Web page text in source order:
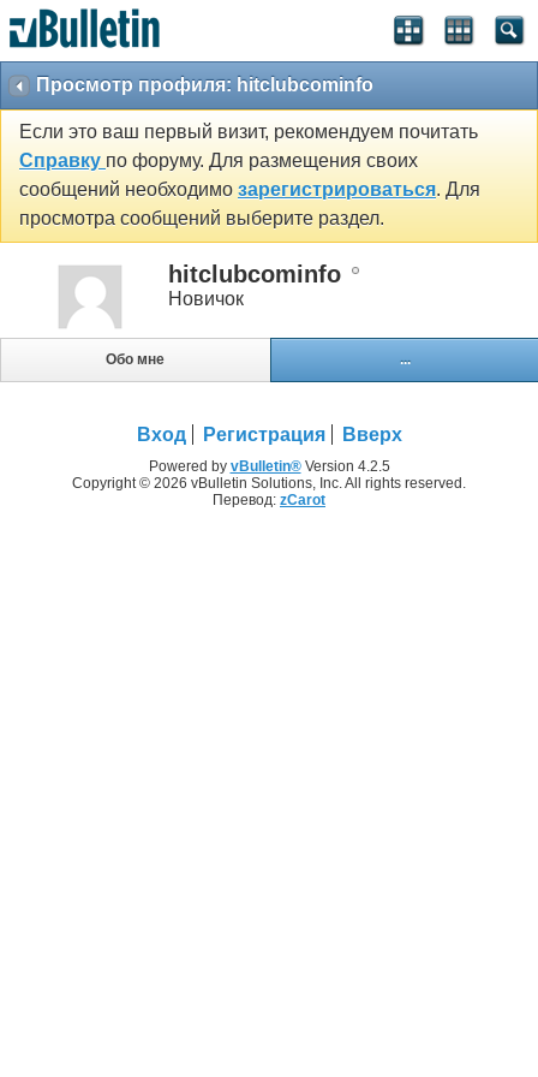
Просмотр профиля: hitclubcominfo
Если это ваш первый визит, рекомендуем почитать
Справку по форуму. Для размещения своих
сообщений необходимо зарегистрироваться. Для
просмотра сообщений выберите раздел.
hitclubcominfo
Новичок
Обо мне ...
Вход Регистрация Вверх
Powered by vBulletin®Version 4.2.5
Copyright © 2026 vBulletin Solutions, Inc. All rights reserved.
Перевод: zCarot